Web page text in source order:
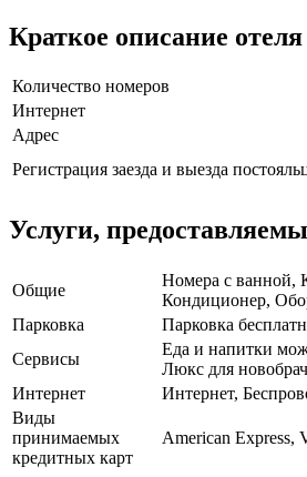
Краткое описание отеля
Количество номеров
Интернет
Адрес
Регистрация заезда и выезда
Услуги,
Общие
Номера с ванной,
Кондиционер,
Парковка
Парковка
Сервисы
Еда и напитки
Люкс для
Интернет
Интернет,
Виды
принимаемых
кредитных карт
American Express,